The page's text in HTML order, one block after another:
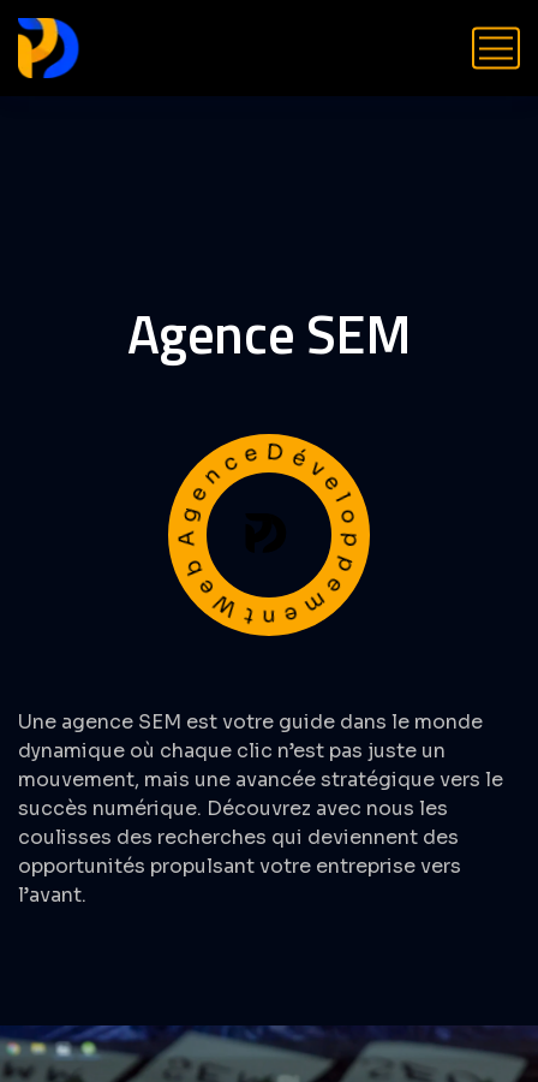
Agence SEM
AgenceDéveloppementWeb
Une agence SEM est votre guide dans le monde
dynamique où chaque clic n’est pas juste un
mouvement, mais une avancée stratégique vers le
succès numérique. Découvrez avec nous les
coulisses des recherches qui deviennent des
opportunités propulsant votre entreprise vers
l’avant.